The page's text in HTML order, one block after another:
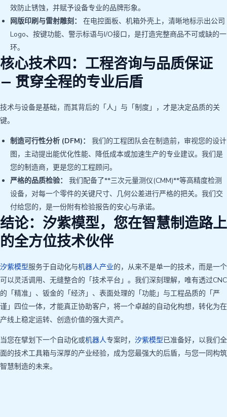
效防止锈蚀，并赋予设备专业的品牌形象。
网版印刷与雷射雕刻：
在电控面板、机箱外壳上，清晰地标示出公司
Logo、按键功能、警示标语与I/O接口，是打造完整商品不可或缺的一
环。
核心技术四：工程咨询与品质保证
— 贯穿全程的专业后盾
技术与设备是基础，而其背后的「人」与「制度」，才是决定品质的关
键。
制造可行性分析 (DFM)：
我们的工程团队会在制造前，审视您的设计
图，主动提出能优化性能、降低成本或加速生产的专业建议。我们是
您的制造商，更是您的工程顾问。
严格的品质检验：
我们配备了**三次元量测仪(CMM)**等高精度检测
设备，对每一个零件的关键尺寸、几何公差进行严格的把关。我们交
付给您的，是一份附有检验报告的安心与承诺。
结论：汐紫模型，您在智慧制造路上
的全方位技术伙伴
汐紫模型服务于自动化与机器人产业的，从来不是单一的技术，而是一个
可以灵活调用、无缝整合的「技术平台」。我们深刻理解，唯有透过CNC
的「精准」、钣金的「经济」、表面处理的「功能」与工程品质的「严
谨」四位一体，才能真正协助客户，将一个卓越的自动化构想，转化为在
产线上稳定运转、创造价值的强大资产。
当您在擘划下一个自动化或机器人专案时， 汐紫模型已准备好，以我们全
面的技术工具箱与深厚的产业经验，成为您最强大的后盾，与您一同构筑
智慧制造的未来。